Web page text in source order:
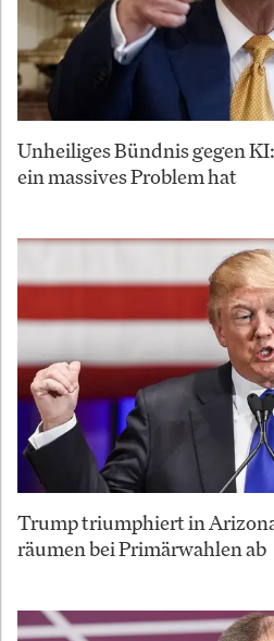
Unheiliges Bündnis gegen
ein massives Problem hat
Trump triumphiert in
räumen bei Primärwahlen ab